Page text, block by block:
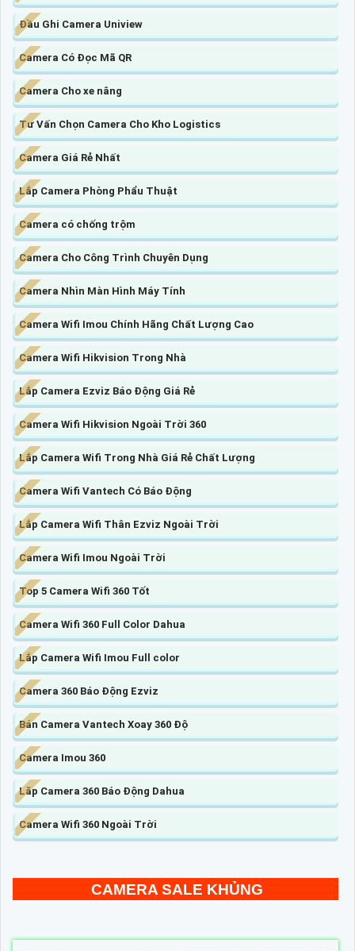
Đầu Ghi Camera Uniview
Camera Có Đọc Mã QR
Camera Cho xe nâng
Tư Vấn Chọn Camera Cho Kho Logistics
Camera Giá Rẻ Nhất
Lắp Camera Phòng Phẩu Thuật
Camera có chống trộm
Camera Cho Công Trình Chuyên Dụng
Camera Nhìn Màn Hình Máy Tính
Camera Wifi Imou Chính Hãng Chất Lượng Cao
Camera Wifi Hikvision Trong Nhà
Lắp Camera Ezviz Báo Động Giá Rẻ
Camera Wifi Hikvision Ngoài Trời 360
Lắp Camera Wifi Trong Nhà Giá Rẻ Chất Lượng
Camera Wifi Vantech Có Báo Động
Lắp Camera Wifi Thân Ezviz Ngoài Trời
Camera Wifi Imou Ngoài Trời
Top 5 Camera Wifi 360 Tốt
Camera Wifi 360 Full Color Dahua
Lắp Camera Wifi Imou Full color
Camera 360 Báo Động Ezviz
Bán Camera Vantech Xoay 360 Độ
Camera Imou 360
Lăp Camera 360 Báo Động Dahua
Camera Wifi 360 Ngoài Trời
CAMERA SALE KHỦNG